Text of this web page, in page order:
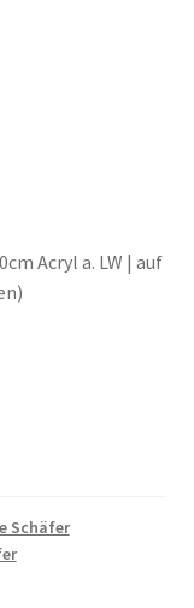
Acryl a. LW | auf
Schäfer